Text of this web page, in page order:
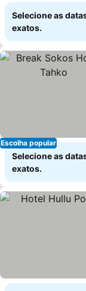
Selecione as
exatos.
Escolha popular
Selecione as
exatos.